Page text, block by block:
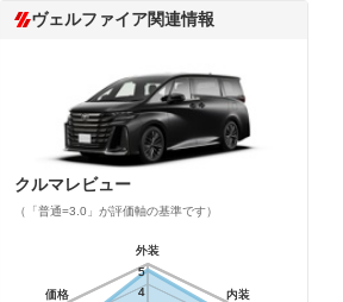
ヴェルファイア関連情報
クルマレビュー
（「普通=3.0」が評価軸の基準です）
外装
内装
価格 4
5
外装
内装
価格 4
5